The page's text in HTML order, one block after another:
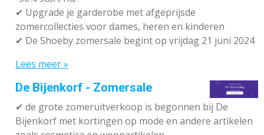
✔ Upgrade je garderobe met afgeprijsde
zomercollecties voor dames, heren en kinderen
✔ De Shoeby zomersale begint op vrijdag 21 juni 2024
Lees meer »
De Bijenkorf - Zomersale
✔ de grote zomeruitverkoop is begonnen bij De
Bijenkorf met kortingen op mode en andere artikelen